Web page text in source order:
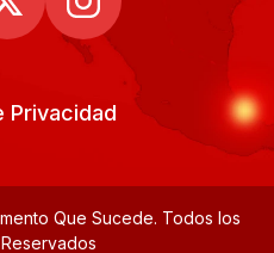
Privacidad
Que Sucede. Todos los